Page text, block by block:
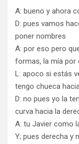
A: bueno y ahora
D: pues vamos
poner nombres
A: por eso pero
formas, la mía por
L: apoco si estás
tengo chueca
D: no pues yo la
curva hacia la
A: tu Javier como
Y; pues derecha y